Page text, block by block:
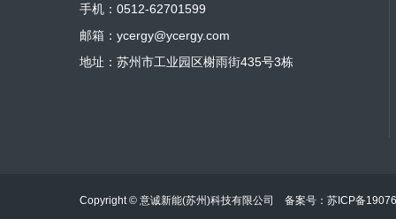
手机：0512-62701599
邮箱：ycergy@ycergy.com
地址：苏州市工业园区榭雨街435号3栋
Copyright © 意诚新能(苏州)科技有限公司 备案号： 苏ICP备